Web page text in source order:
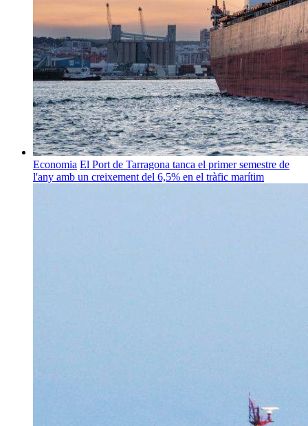
Economia El Port de Tarragona tanca el primer semestre de
l'any amb un creixement del 6,5% en el tràfic marítim